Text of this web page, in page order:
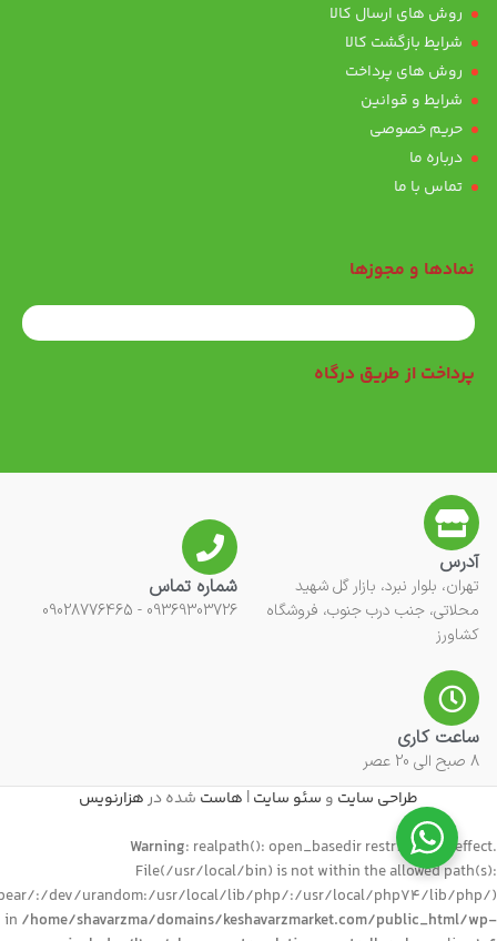
روش های ارسال کالا
شرایط بازگشت کالا
روش های پرداخت
شرایط و قوانین
حریم خصوصی
درباره ما
تماس با ما
نمادها و مجوزها
پرداخت از طریق درگاه
آدرس
تهران، بلوار نبرد، بازار گل شهید
محلاتی، جنب درب جنوب، فروشگاه
کشاورز
شماره تماس
09369303726 - 09028776465
ساعت کاری
8 صبح الی 20 عصر
طراحی سایت و سئو سایت| هاست شده درهزارنویس
Warning: realpath(): open_basedir restriction in effect.
File(/usr/local/bin) is not within the allowed path(s):
:/dev/urandom:/usr/local/lib/php/:/usr/local/php74/lib/php/)
in /home/shavarzma/domains/keshavarzmarket.com/public_html/wp-